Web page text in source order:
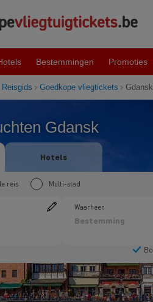
Bestemmingen Promoties
Reisgids Goedkope vliegtickets Gdansk
Gdansk